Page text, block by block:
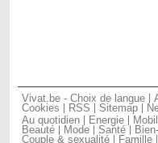
Vivat.be - Choix de langue
Cookies
RSS Sitemap
Au quotidien
Energie
Beauté
Mode Santé
Couple & sexualité
Famille